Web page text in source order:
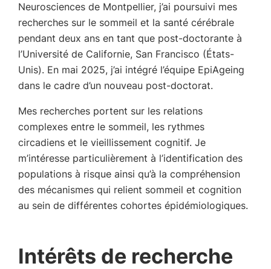
Neurosciences de Montpellier, j’ai poursuivi mes
recherches sur le sommeil et la santé cérébrale
pendant deux ans en tant que post-doctorante à
l’Université de Californie, San Francisco (États-
Unis). En mai 2025, j’ai intégré l’équipe EpiAgeing
dans le cadre d’un nouveau post-doctorat.
Mes recherches portent sur les relations
complexes entre le sommeil, les rythmes
circadiens et le vieillissement cognitif. Je
m’intéresse particulièrement à l’identification des
populations à risque ainsi qu’à la compréhension
des mécanismes qui relient sommeil et cognition
au sein de différentes cohortes épidémiologiques.
Intérêts de recherche